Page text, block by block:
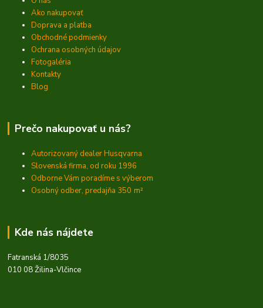
Ako nakupovať
Doprava a platba
Obchodné podmienky
Ochrana osobných údajov
Fotogaléria
Kontakty
Blog
Prečo nakupovať u nás?
Autorizovaný dealer Husqvarna
Slovenská firma, od roku 1996
Odborne Vám poradíme s výberom
Osobný odber, predajňa 350 m²
Kde nás nájdete
Fatranská 1/8035
010 08 Žilina-Vlčince